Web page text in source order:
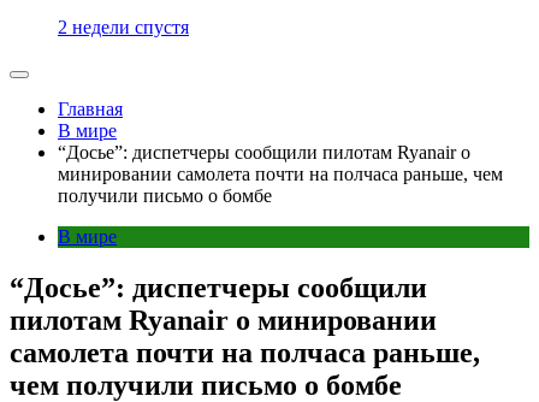
2 недели спустя
Главная
В мире
“Досье”: диспетчеры сообщили пилотам Ryanair о
минировании самолета почти на полчаса раньше, чем
получили письмо о бомбе
В мире
“Досье”: диспетчеры сообщили
пилотам Ryanair о минировании
самолета почти на полчаса раньше,
чем получили письмо о бомбе